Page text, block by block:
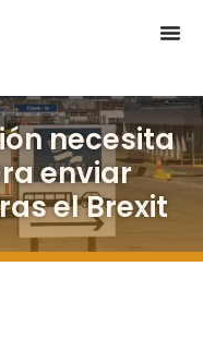
necesita
enviar
el Brexit